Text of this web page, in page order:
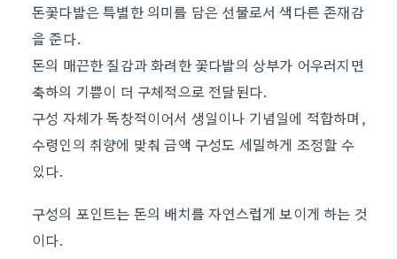
돈꽃다발은 특별한 의미를 담은 선물로서 색다른 존재감
을 준다.
돈의 매끈한 질감과 화려한 꽃다발의 상부가 어우러지면
축하의 기쁨이 더 구체적으로 전달된다.
구성 자체가 독창적이어서 생일이나 기념일에 적합하며,
수령인의 취향에 맞춰 금액 구성도 세밀하게 조정할 수
있다.
구성의 포인트는 돈의 배치를 자연스럽게 보이게 하는 것
이다.